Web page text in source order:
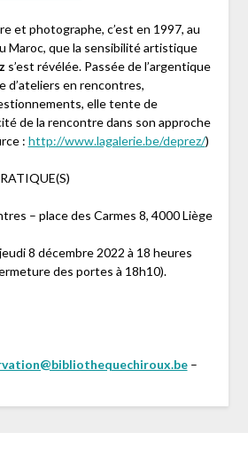
et photographe, c’est en 1997, au
Maroc, que la sensibilité artistique
s’est révélée. Passée de l’argentique
d’ateliers en rencontres,
elle tente de
de la rencontre dans son approche
: http://www.lagalerie.be/deprez/)
– place des Carmes 8, 4000 Liège
8 décembre 2022 à 18 heures
des portes à 18h10).
–